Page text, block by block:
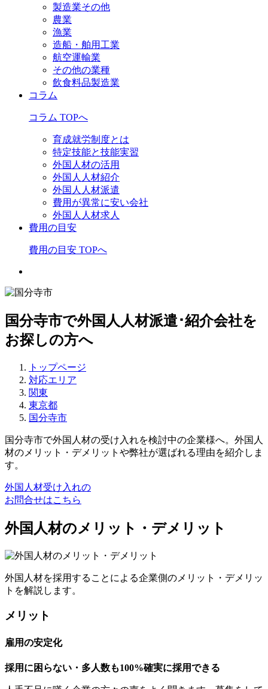
製造業その他
農業
漁業
造船・舶用工業
航空運輸業
その他の業種
飲食料品製造業
コラム
コラム TOPへ
育成就労制度とは
特定技能と技能実習
外国人材の活用
外国人人材紹介
外国人人材派遣
費用が異常に安い会社
外国人人材求人
費用の目安
費用の目安 TOPへ
国分寺市で外国人人材派遣･紹介会社を
お探しの方へ
トップページ
対応エリア
関東
東京都
国分寺市
国分寺市で外国人材の受け入れを検討中の企業様へ。外国人
材のメリット・デメリットや弊社が選ばれる理由を紹介しま
す。
外国人材受け入れの
お問合せはこちら
外国人材のメリット・デメリット
外国人材を採用することによる企業側のメリット・デメリッ
トを解説します。
メリット
雇用の安定化
採用に困らない・多人数も100%確実に採用できる